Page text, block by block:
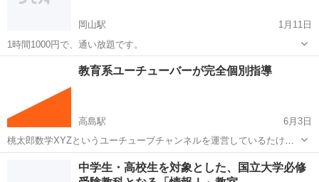
岡山駅
1月11日
1時間1000円で、通い放題です。
岡山駅
教育系ユーチューバーが完全個別指導
高島駅
6月3日
桃太郎数学XYZというユーチューブチャンネルを運営しているたけし
です。今回実験的にこちらに掲載させて頂きます。１名だけ生徒を募
集しています。 当塾での指導だけでなくオンライン指導にも対応 して
高島駅 塾 数学
中学生・高校生を対象とした、国立大学必修